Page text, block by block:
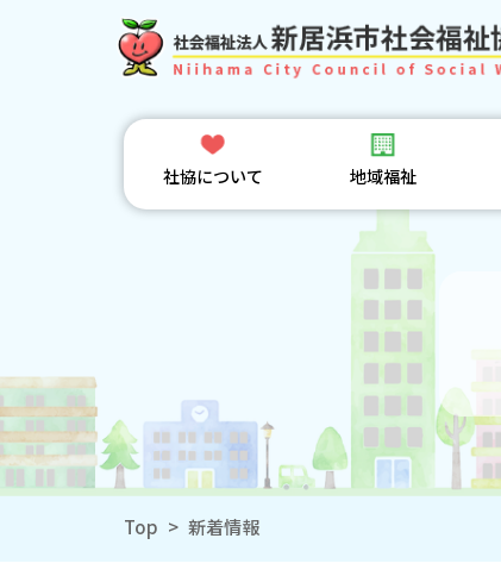
社協について 地域福祉
Top > 新着情報